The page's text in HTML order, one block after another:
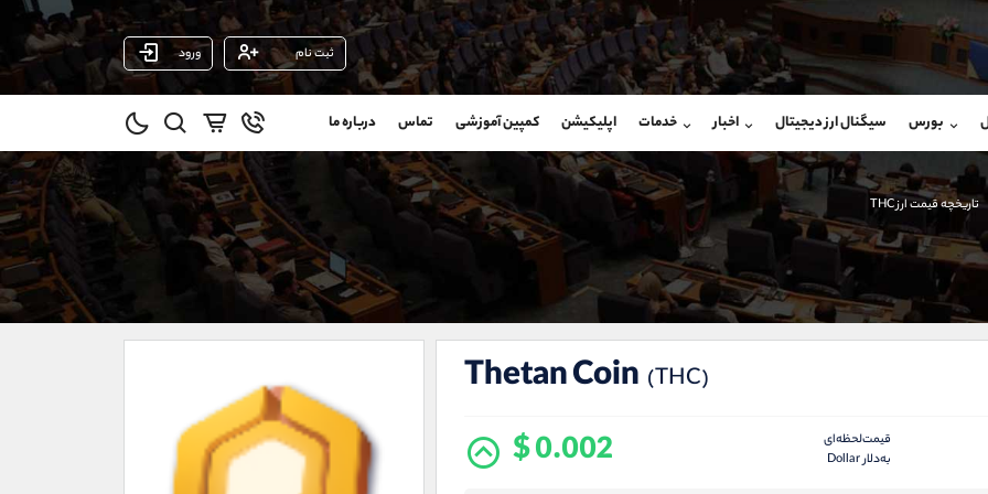
ثبت نام ورود
بورس سیگنال ارز دیجیتال اخبار خدمات اپلیکیشن کمپین آموزشی تماس درباره ما
تاریخچه قیمت ارز THC
Thetan Coin (THC)
قیمت‌لحظه‌ای
به‌دلار Dollar
$ 0.002
شروع گفتگو
@Armteam_admin_103
103
شروع گفتگو
@Armteam_admin_33
داخلی 118
(ایمان پوراسماعیلی)
09927779040
واتساپ شروع گفتگو
تلگرام @Armteam_admin_por
021-22021030
021-22021040
@alireza.mehrabii
@alirezamehrabi_com
@alirezamehrabi_official